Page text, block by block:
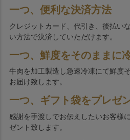
一つ、便利な決済方法
クレジットカード、代引き、後払い
い方法で決済していただけます。
一つ、鮮度をそのままに
牛肉を加工製造し急速冷凍にて鮮度
お届け致します。
一つ、ギフト袋をプレゼ
感謝を手渡しでお伝えしたいお客様
ゼント致します。